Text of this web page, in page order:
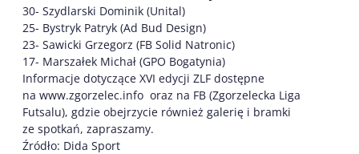
30- Szydlarski Dominik (Unital)
25- Bystryk Patryk (Ad Bud Design)
23- Sawicki Grzegorz (FB Solid Natronic)
17- Marszałek Michał (GPO Bogatynia)
Informacje dotyczące XVI edycji ZLF dostępne
na www.zgorzelec.info oraz na FB (Zgorzelecka Liga
Futsalu), gdzie obejrzycie również galerię i bramki
ze spotkań, zapraszamy.
Źródło: Dida Sport